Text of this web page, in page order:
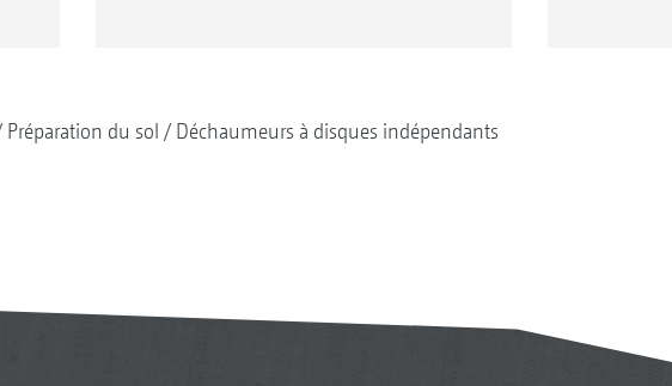
Préparation du sol Déchaumeurs à disques indépendants